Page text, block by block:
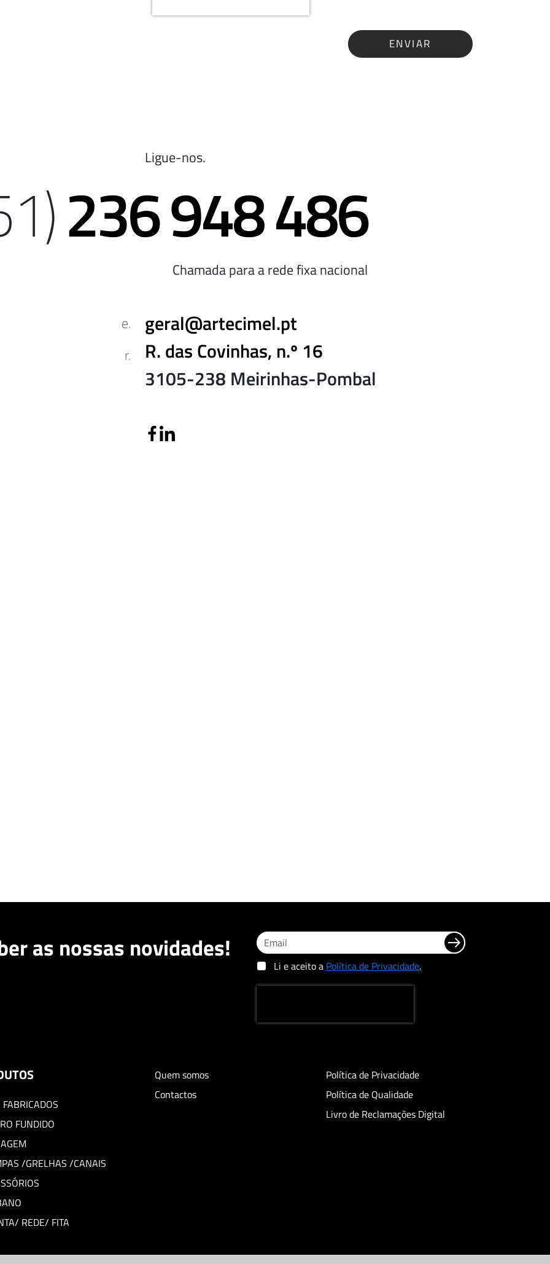
ENVIAR
Ligue-nos.
236 948 486
Chamada para a rede fixa nacional
e. geral@artecimel.pt
r.
R. das Covinhas, n.º 16
3105-238 Meirinhas-Pombal
as nossas novidades!
Li e aceito a Política de Privacidade.
FABRICADOS
FUNDIDO
/GRELHAS /CANAIS
REDE/ FITA
Quem somos
Contactos
Política de Privacidade
Política de Qualidade
Livro de Reclamações Digital